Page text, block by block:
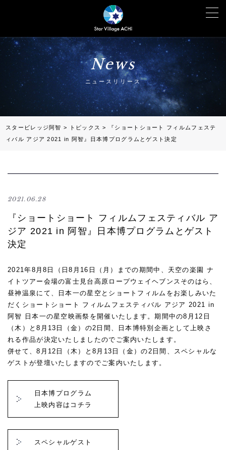
News
ニュースリリース
スタービレッジ阿智 > トピックス >
『ショートショート フィルムフェステ
ィバル アジア 2021 in 阿智』日本博プログラムとゲスト決定
2021.06.28
『ショートショート フィルムフェスティバル ア
ジア 2021 in 阿智』日本博プログラムとゲスト
決定
2021年8月8日（日8月16日（月）までの期間中、天空の楽園 ナ
イトツアー会場の富士見台高原ロープウェイヘブンスそのはら、
昼神温泉にて、日本一の星空とショートフィルムをお楽しみいた
だくショートショート フィルムフェスティバル アジア 2021 in
阿智 日本一の星空映画祭を開催いたします。期間中の8月12日
（木）と8月13日（金）の2日間、日本博特別企画として上映さ
れる作品が決定いたしましたのでご案内いたします。
併せて、8月12日（木）と8月13日（金）の2日間、スペシャルな
ゲストが登壇いたしますのでご案内いたします。
日本博プログラム
上映内容はコチラ
スペシャルゲスト